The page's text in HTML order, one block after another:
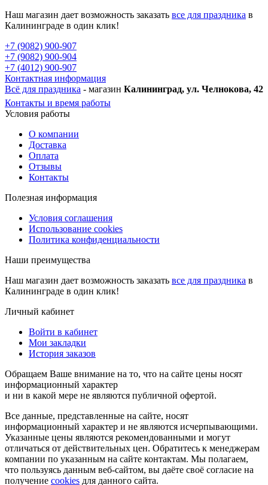
Наш магазин дает возможность заказать все для праздника в
Калининграде в один клик!
+7 (9082) 900-907
+7 (9082) 900-904
+7 (4012) 900-907
Контактная информация
Всё для праздника - магазин Калининград, ул. Челнокова, 42
Контакты и время работы
Условия работы
О компании
Доставка
Оплата
Отзывы
Контакты
Полезная информация
Условия соглашения
Использование cookies
Политика конфиденциальности
Наши преимущества
Наш магазин дает возможность заказать все для праздника в
Калининграде в один клик!
Личный кабинет
Войти в кабинет
Мои закладки
История заказов
Обращаем Ваше внимание на то, что на сайте цены носят
информационный характер
и ни в какой мере не являются публичной офертой.
Все данные, представленные на сайте, носят
информационный характер и не являются исчерпывающими.
Указанные цены являются рекомендованными и могут
отличаться от действительных цен. Обратитесь к менеджерам
компании по указанным на сайте контактам. Мы полагаем,
что пользуясь данным веб-сайтом, вы даёте своё согласие на
получение cookies для данного сайта.